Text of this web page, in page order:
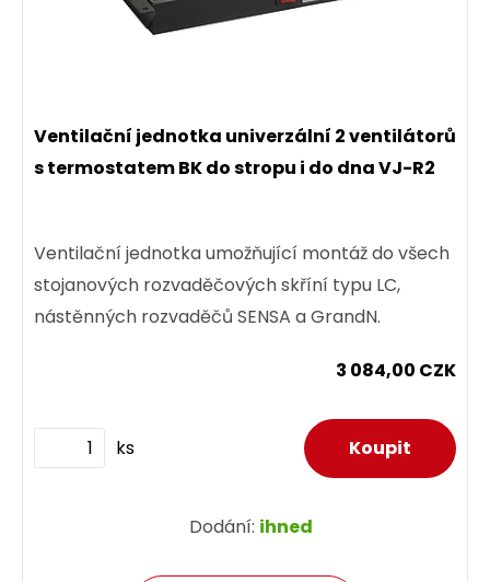
Ventilační jednotka univerzální 2 ventilátorů
s termostatem BK do stropu i do dna VJ-R2
Ventilační jednotka umožňující montáž do všech
stojanových rozvaděčových skříní typu LC,
nástěnných rozvaděčů SENSA a GrandN.
3 084,00 CZK
ks
Dodání: ihned